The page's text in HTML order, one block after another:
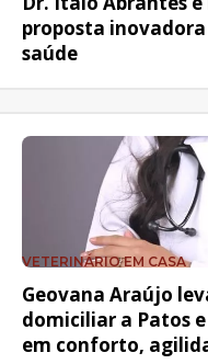
proposta
saúde
VETERINÁRIO EM CASA
Geovana Araújo
domiciliar a Patos
em conforto,